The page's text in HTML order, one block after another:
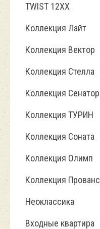
TWIST 12XX
Коллекция Лайт
Коллекция Вектор
Коллекция Стелла
Коллекция Сенатор
Коллекция ТУРИН
Коллекция Соната
Коллекция Олимп
Коллекция Прованс
Неоклассика
Входные квартира